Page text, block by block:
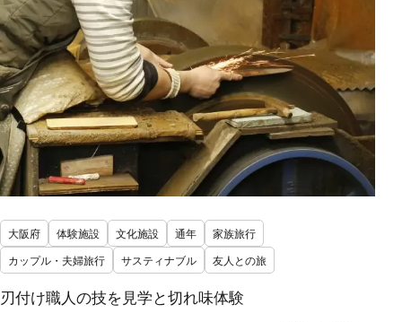
大阪府 体験施設 文化施設 通年
家族旅行
カップル・夫婦旅行
サスティナブル 友人との旅
刃付け職人の技を見学と切れ味体験